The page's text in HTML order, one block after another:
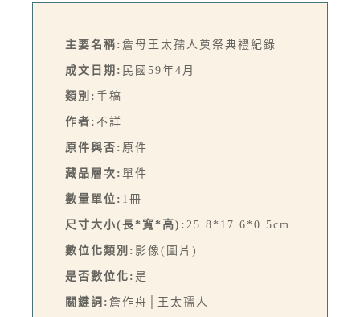
主要名稱: 詹母王太孺人奠祭典禮紀錄
成文日期: 民國59年4月
類別: 手稿
作者: 不詳
原件與否: 原件
藏品層次: 單件
數量單位: 1冊
尺寸大小(長*寬*高): 25.8*17.6*0.5cm
數位化類別: 影像(圖片)
是否數位化: 是
關鍵詞: 詹作舟│王太孺人